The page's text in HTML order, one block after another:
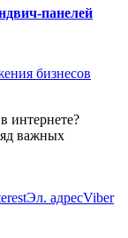
панелей
бизнесов
интернете?
важных
Эл. адресViber